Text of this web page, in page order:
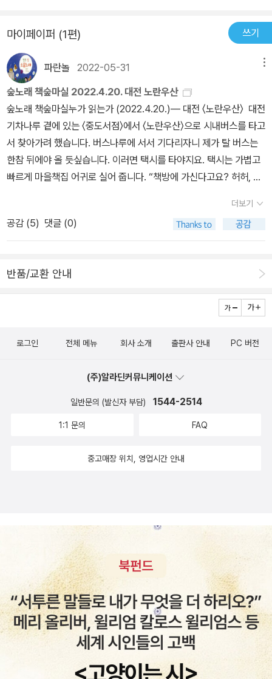
마이페이퍼 (1편) 쓰기
파란놀 2022-05-31
숲노래 책숲마실 2022.4.20. 대전 노란우산
숲노래 책숲마실누가 읽는가 (2022.4.20.)― 대전 〈노란우산〉 대전
기차나루 곁에 있는 〈중도서점〉에서 〈노란우산〉으로 시내버스를 타고
서 찾아가려 했습니다. 버스나루에 서서 기다리자니 제가 탈 버스는
한참 뒤에야 올 듯싶습니다. 이러면 택시를 타야지요. 택시는 가볍고
빠르게 마을책집 어귀로 실어 줍니다. “책방에 가신다고요? 허허, 책
습니까? 대전도 이제 옛날 같지 않을 텐데요.” 옛날이 좋았는지 오늘
이 나쁜지 잘 모릅니다만, 저는 늘 오늘 만날 새로운 책을 생각하면서
새책집도 헌책집도 마실합니다. 새책집으로 마실하기에 갓 나온 책을
습니다. 언제나 ‘오늘 읽고 새길 이야기가 흐르는 책’을 헤아립니다.
그림책을 품는 〈노란우산〉은 호젓한 골목에 있고 볕이 대단히 잘 듭니
다. 사람들 발걸음이 잦은 길목도 책집을 하기에 좋을 수 있고, 사람들
고 작은책집이 함께 있으면 아름답습니다. 큰책집은 온갖 갈래 더 많
솎아서 품으면 즐거워요. 큰자리에 넉넉히 책을 품기에 사람들이 북
적북적 책바다를 누립니다. 작은자리에 조촐히 책을 품기에 마을사람
러보면서 ‘온누리가 이렇게 넓구나’ 하고 생각합니다. 작은책집에서
생각합니다. 바다가 있고 샘물이 있어요. 함박비가 쓸어 주고 가랑비
배우는” 사람으로 살려고 합니다. 아이들이 묻는 말 가운데 이미 아는
이야기라면 나긋나긋 들려주고, 아직 모르는 대목이라면 “함께 찾고
생각해서 알아보자.” 하고 속삭입니다. 생각하는 사람이기에 삶이고,
생각없는 사람이기에 죽음이에요. 곰곰이 생각하면, 맞춤길(맞춤법)
이란 ‘즐겁게 틀려 보라’고 있지 싶습니다. 따박따박 틀에 가둘 맞춤길
이 아닌, 신나게 사투리를 쓰면서 얼거리를 새롭게 짤 말길이지 싶어
요. 옛날부터 들려주면서 오늘도 듣고 앞으로도 들려줄 옛이야기이
듯, 예전에도 읽고 오늘도 새롭게 읽는 헌책이자 아름책이라고 느낍
니다. 책읽기란 놀이인걸요. 꾸역꾸역 머리에 넣을 부스러기가 아닌,
더보기
공감 (5) 댓글 (0)
반품/교환 안내
로그인 전체 메뉴 회사 소개 출판사 안내 PC 버전
(주)알라딘커뮤니케이션
일반문의 (발신자 부담) 1544-2514
1:1 문의 FAQ
중고매장 위치, 영업시간 안내